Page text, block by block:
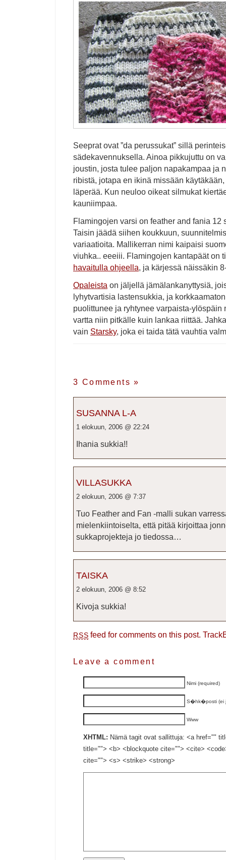
Seeprat ovat ”da perussukat” sillä
sädekavennuksella. Ainoa pikkujuttu on
joustin, josta tulee paljon napakampaa ja
ribistä, jotapa en ikinä missään
läperää. Kun neuloo oikeat silmukat
kauniimpaa.
Flamingojen varsi on feather and fania 12
Taisin jäädä siihen koukkuun,
variaatioita. Mallikerran nimi kaipaisi
viuhka.. eeeiii. Flamingojen kantapäät on
havaitulla ohjeella, ja kärjessä näissäkin
Opaleista on jäljellä jämälankanyttysiä,
lyhytvartisia lastensukkia, ja
puolittunee ja ryhtynee varpaista-ylöspäin
vartta niin pitkälle kuin lankaa riittää.
vain Starsky, joka ei taida tätä vauhtia
3 Comments»
SUSANNA L-A
1 elokuun, 2006 @ 22:24
Ihania sukkia!!
VILLASUKKA
2 elokuun, 2006 @ 7:37
Tuo Feather and Fan -malli sukan
mielenkiintoiselta, että pitää kirjoittaa
sukkaprojekteja jo tiedossa…
TAISKA
2 elokuun, 2006 @ 8:52
Kivoja sukkia!
RSS feed for comments on this post.
Leave a comment
Nimi (required)
S�hk�posti (ei
Www
XHTML: Nämä tagit ovat sallittuja: <a href=""
title=""> <b> <blockquote cite=""> <cite>
cite=""> <s> <strike> <strong>